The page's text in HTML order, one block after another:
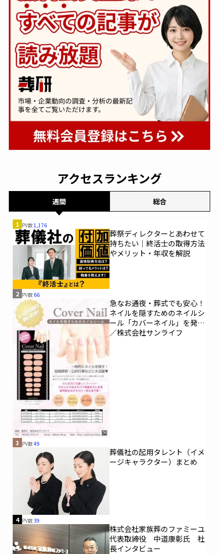
アクセスランキング
週間 総合
1 PV数1,176
葬祭ディレクターとあわせて
持ちたい｜終活士の取得方法
やメリット・年収を解説
2 PV数 66
急なお通夜・葬式でも安心！
ネイルを隠すためのネイルシ
ール「カバーネイル」を発売
／株式会社サンライフ
3 PV数49
葬儀社の起用タレント（イメ
ージキャラクター）まとめ
4 PV数39
株式会社家族葬のファミーユ
代表取締役 中道康彰氏 社
長インタビュー